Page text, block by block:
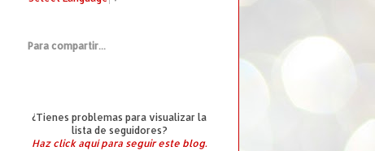
Para compartir...
¿Tienes problemas para visualizar la
lista de seguidores?
Haz click aquí para seguir este blog.